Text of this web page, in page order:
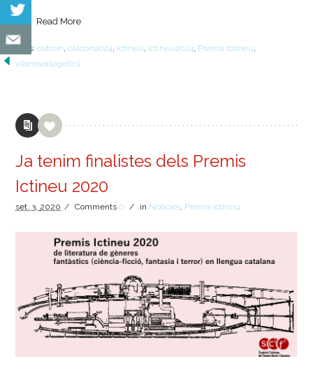
Read More
Tags:catcon,catcon2024, ictineu, Ictineu2024, Premis Ictineu,
vilanovailageltrú
Ja tenim finalistes dels Premis
Ictineu 2020
set. 3, 2020 / Comments0 / in Notícies, Premis Ictineu